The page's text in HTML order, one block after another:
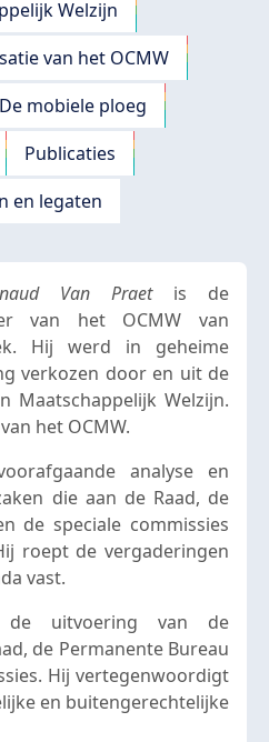
Welzijn
van het OCMW
De mobiele ploeg
Publicaties
en legaten
Van Praetis de
van het OCMW van
Hij werd in geheime
verkozen door en uit de
Maatschappelijk Welzijn.
het OCMW.
analyse en
die aan de Raad, de
de speciale commissies
roept de vergaderingen
vast.
uitvoering van de
de Permanente Bureau
Hij vertegenwoordigt
en buitengerechtelijke